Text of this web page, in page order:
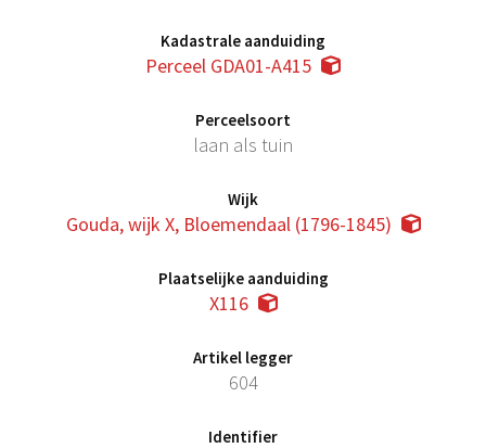
Kadastrale aanduiding
Perceel GDA01-A415
Perceelsoort
laan als tuin
Wijk
Gouda, wijk X, Bloemendaal (1796-1845)
Plaatselijke aanduiding
X116
Artikel legger
604
Identifier